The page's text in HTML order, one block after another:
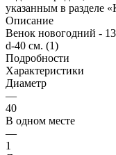
указанным в разделе
Описание
Венок новогодний -
d-40 см. (1)
Подробности
Характеристики
Диаметр
—
40
В одном месте
—
1